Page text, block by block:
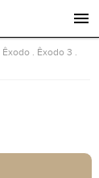
Êxodo Êxodo 3